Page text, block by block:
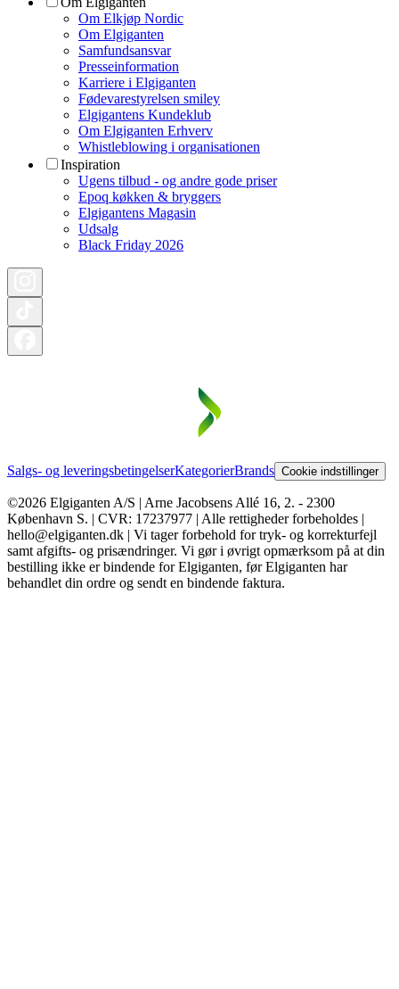
Om Elkjøp Nordic
Om Elgiganten
Samfundsansvar
Presseinformation
Karriere i Elgiganten
Fødevarestyrelsen smiley
Elgigantens Kundeklub
Om Elgiganten Erhverv
Whistleblowing i organisationen
Inspiration
Ugens tilbud - og andre gode priser
Epoq køkken & bryggers
Elgigantens Magasin
Udsalg
Black Friday 2026
Salgs- og leveringsbetingelserKategorierBrands Cookie indstillinger
©2026 Elgiganten A/S | Arne Jacobsens Allé 16, 2. - 2300
København S. | CVR: 17237977 | Alle rettigheder forbeholdes |
hello@elgiganten.dk | Vi tager forbehold for tryk- og korrekturfejl
samt afgifts- og prisændringer. Vi gør i øvrigt opmærksom på at din
bestilling ikke er bindende for Elgiganten, før Elgiganten har
behandlet din ordre og sendt en bindende faktura.